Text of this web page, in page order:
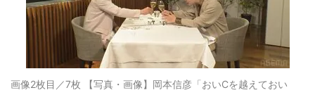
画像2枚目／7枚 【写真・画像】岡本信彦「おいCを越えておい